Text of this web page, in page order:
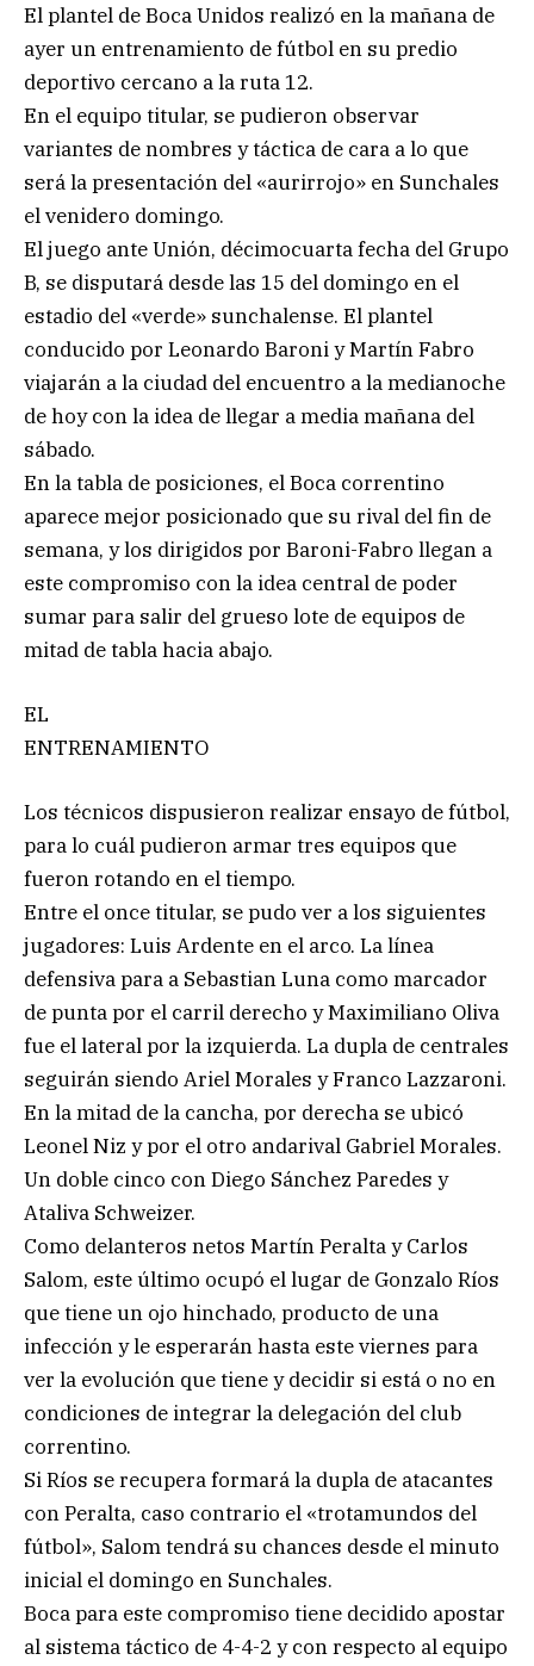
El plantel de Boca Unidos realizó en la mañana de
ayer un entrenamiento de fútbol en su predio
deportivo cercano a la ruta 12.
En el equipo titular, se pudieron observar
variantes de nombres y táctica de cara a lo que
será la presentación del «aurirrojo» en Sunchales
el venidero domingo.
El juego ante Unión, décimocuarta fecha del Grupo
B, se disputará desde las 15 del domingo en el
estadio del «verde» sunchalense. El plantel
conducido por Leonardo Baroni y Martín Fabro
viajarán a la ciudad del encuentro a la medianoche
de hoy con la idea de llegar a media mañana del
sábado.
En la tabla de posiciones, el Boca correntino
aparece mejor posicionado que su rival del fin de
semana, y los dirigidos por Baroni-Fabro llegan a
este compromiso con la idea central de poder
sumar para salir del grueso lote de equipos de
mitad de tabla hacia abajo.
EL
ENTRENAMIENTO
Los técnicos dispusieron realizar ensayo de fútbol,
para lo cuál pudieron armar tres equipos que
fueron rotando en el tiempo.
Entre el once titular, se pudo ver a los siguientes
jugadores: Luis Ardente en el arco. La línea
defensiva para a Sebastian Luna como marcador
de punta por el carril derecho y Maximiliano Oliva
fue el lateral por la izquierda. La dupla de centrales
seguirán siendo Ariel Morales y Franco Lazzaroni.
En la mitad de la cancha, por derecha se ubicó
Leonel Niz y por el otro andarival Gabriel Morales.
Un doble cinco con Diego Sánchez Paredes y
Ataliva Schweizer.
Como delanteros netos Martín Peralta y Carlos
Salom, este último ocupó el lugar de Gonzalo Ríos
que tiene un ojo hinchado, producto de una
infección y le esperarán hasta este viernes para
ver la evolución que tiene y decidir si está o no en
condiciones de integrar la delegación del club
correntino.
Si Ríos se recupera formará la dupla de atacantes
con Peralta, caso contrario el «trotamundos del
fútbol», Salom tendrá su chances desde el minuto
inicial el domingo en Sunchales.
Boca para este compromiso tiene decidido apostar
al sistema táctico de 4-4-2 y con respecto al equipo